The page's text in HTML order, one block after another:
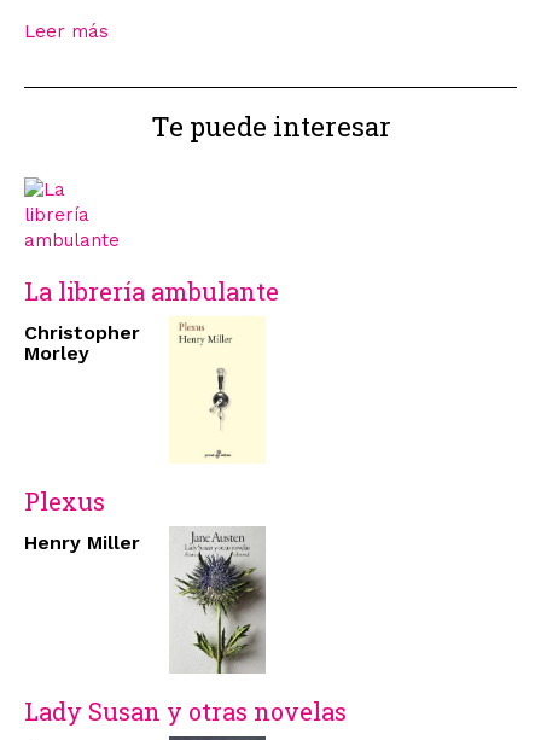
Leer más
Te puede interesar
La librería ambulante
Christopher
Morley
Plexus
Henry Miller
Lady Susan y otras novelas